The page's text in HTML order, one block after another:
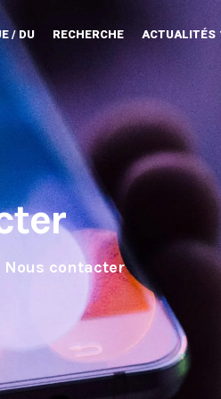
/ DU RECHERCHE ACTUALITÉS
Nous contacter